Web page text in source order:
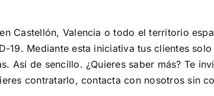
Castellón, Valencia o todo el territorio
19. Mediante esta iniciativa tus clientes
Así de sencillo. ¿Quieres saber más? Te
contratarlo, contacta con nosotros sin